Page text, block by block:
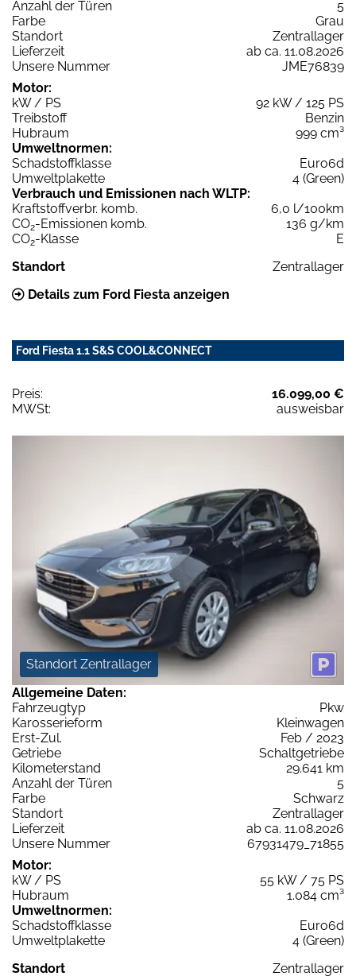
Anzahl der Türen
5
Farbe
Grau
Standort
Zentrallager
Lieferzeit
ab ca. 11.08.2026
Unsere Nummer
JME76839
Motor:
kW / PS
92 kW / 125 PS
Treibstoff
Benzin
Hubraum
999 cm³
Umweltnormen:
Schadstoffklasse
Euro6d
Umweltplakette
4 (Green)
Verbrauch und Emissionen nach WLTP:
Kraftstoffverbr. komb.
6,0 l/100km
CO2-Emissionen komb.
136 g/km
CO2-Klasse
E
Standort
Zentrallager
Details zum Ford Fiesta anzeigen
Ford Fiesta 1.1 S&S COOL&CONNECT
Preis:
16.099,00 €
MWSt:
ausweisbar
Standort Zentrallager
Allgemeine Daten:
Fahrzeugtyp
Pkw
Karosserieform
Kleinwagen
Erst-Zul.
Feb / 2023
Getriebe
Schaltgetriebe
Kilometerstand
29.641 km
Anzahl der Türen
5
Farbe
Schwarz
Standort
Zentrallager
Lieferzeit
ab ca. 11.08.2026
Unsere Nummer
67931479_71855
Motor:
kW / PS
55 kW / 75 PS
Hubraum
1.084 cm³
Umweltnormen:
Schadstoffklasse
Euro6d
Umweltplakette
4 (Green)
Standort
Zentrallager